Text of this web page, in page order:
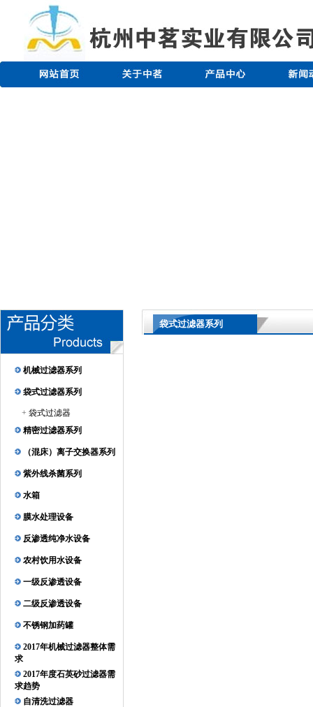
机械过滤器系列
袋式过滤器系列
+ 袋式过滤器
精密过滤器系列
（混床）离子交换器系列
紫外线杀菌系列
水箱
膜水处理设备
反渗透纯净水设备
农村饮用水设备
一级反渗透设备
二级反渗透设备
不锈钢加药罐
2017年机械过滤器整体需
求
2017年度石英砂过滤器需
求趋势
自清洗过滤器
袋式过滤器系列